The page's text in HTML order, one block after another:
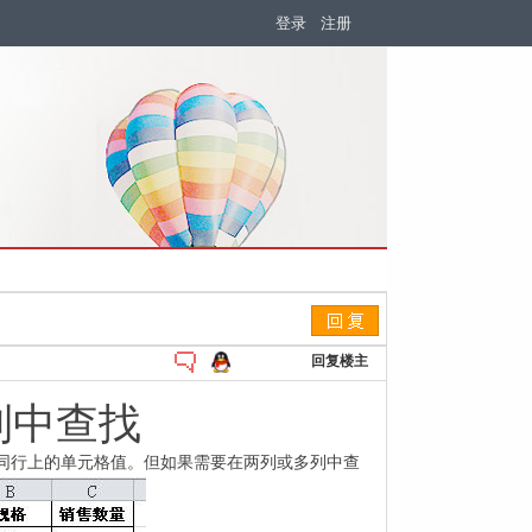
登录 注册
回复楼主
中查找
上的单元格值。但如果需要在两列或多列中查